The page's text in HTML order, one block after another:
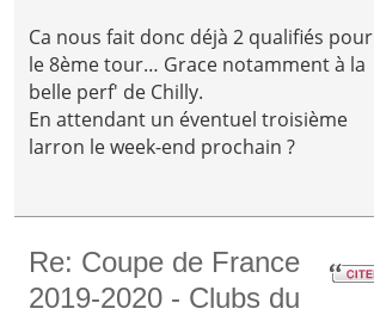
Ca nous fait donc déjà 2 qualifiés pour
le 8ème tour… Grace notamment à la
belle perf' de Chilly.
En attendant un éventuel troisième
larron le week-end prochain ?
Re: Coupe de France
2019-2020 - Clubs du